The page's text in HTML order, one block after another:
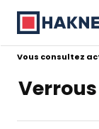
Vous consultez